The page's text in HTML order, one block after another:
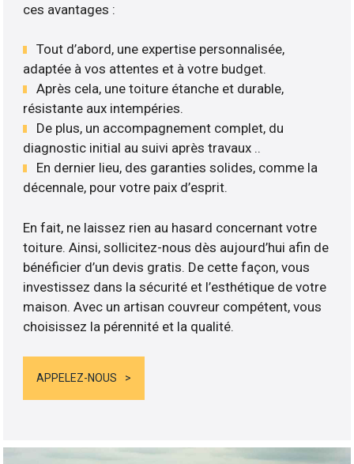
ces avantages :
Tout d’abord, une expertise personnalisée,
adaptée à vos attentes et à votre budget.
Après cela, une toiture étanche et durable,
résistante aux intempéries.
De plus, un accompagnement complet, du
diagnostic initial au suivi après travaux ..
En dernier lieu, des garanties solides, comme la
décennale, pour votre paix d’esprit.
En fait, ne laissez rien au hasard concernant votre
toiture. Ainsi, sollicitez-nous dès aujourd’hui afin de
bénéficier d’un devis gratis. De cette façon, vous
investissez dans la sécurité et l’esthétique de votre
maison. Avec un artisan couvreur compétent, vous
choisissez la pérennité et la qualité.
APPELEZ-NOUS